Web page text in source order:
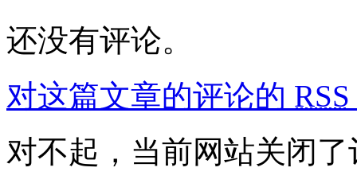
还没有评论。
对这篇文章的评论的 RSS
对不起，当前网站关闭